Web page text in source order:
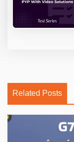
Related Posts